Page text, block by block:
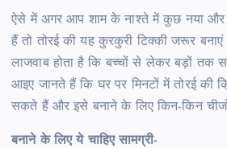
ऐसे में अगर आप शाम के नाश्ते में कुछ नया और
हैं तो तोरई की यह कुरकुरी टिक्की जरूर
लाजवाब होता है कि बच्चों से लेकर बड़ों तक
आइए जानते हैं कि घर पर मिनटों में तोरई की
सकते हैं और इसे बनाने के लिए किन-किन
बनाने के लिए ये चाहिए सामग्री-